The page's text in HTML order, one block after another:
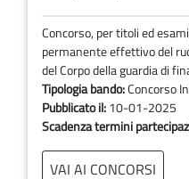
Concorso, per titoli ed
permanente effettivo del
del Corpo della guardia di
Tipologia bando:Concorso
Pubblicato il:10-01-2025
Scadenza termini
VAI AI CONCORSI